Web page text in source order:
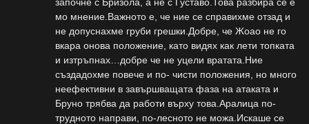
мо мнение.Важното е, че ние се справихме отзад и
не допуснахме груби грешки.Добре, че Жоао не го
вкара онова положение, като видях как лети топката
и изтръпнах…добре че не уцели вратата.Ние
създадохме повече и по- чисти положения, но много
неефективни в завършващата фаза на атаката и
Бруно трябва да работи върху това.Аралица по-
трудното направи, по-лесното не можа.Искаше се